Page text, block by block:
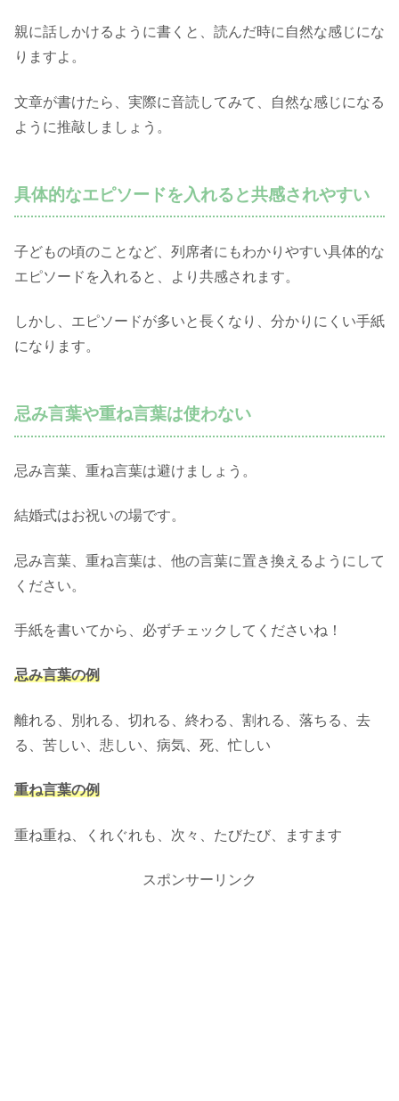
親に話しかけるように書くと、読んだ時に自然な感じにな
りますよ。
文章が書けたら、実際に音読してみて、自然な感じになる
ように推敲しましょう。
具体的なエピソードを入れると共感されやすい
子どもの頃のことなど、列席者にもわかりやすい具体的な
エピソードを入れると、より共感されます。
しかし、エピソードが多いと長くなり、分かりにくい手紙
になります。
忌み言葉や重ね言葉は使わない
忌み言葉、重ね言葉は避けましょう。
結婚式はお祝いの場です。
忌み言葉、重ね言葉は、他の言葉に置き換えるようにして
ください。
手紙を書いてから、必ずチェックしてくださいね！
忌み言葉の例
離れる、別れる、切れる、終わる、割れる、落ちる、去
る、苦しい、悲しい、病気、死、忙しい
重ね言葉の例
重ね重ね、くれぐれも、次々、たびたび、ますます
スポンサーリンク